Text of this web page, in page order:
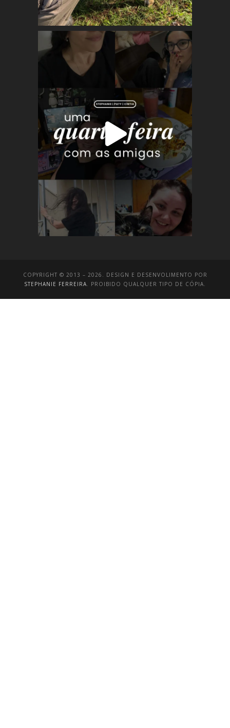
COPYRIGHT © 2013 – 2026. DESIGN E DESENVOLIMENTO POR
STEPHANIE FERREIRA. PROIBIDO QUALQUER TIPO DE CÓPIA.